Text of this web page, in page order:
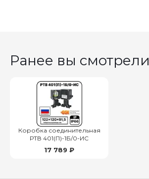
Ранее вы смотрели
Коробка соединительная
РТВ 401(П)-1Б/0-ИС
17 789 ₽